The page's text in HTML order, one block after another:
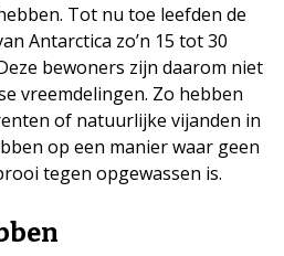
Tot nu toe leefden de
Antarctica zo’n 15 tot 30
bewoners zijn daarom niet
vreemdelingen. Zo hebben
of natuurlijke vijanden in
op een manier waar geen
tegen opgewassen is.